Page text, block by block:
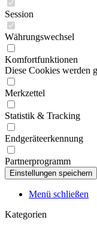
Session
Währungswechsel
Komfortfunktionen
Diese Cookies werden
Merkzettel
Statistik & Tracking
Endgeräteerkennung
Partnerprogramm
Menü schließen
Kategorien